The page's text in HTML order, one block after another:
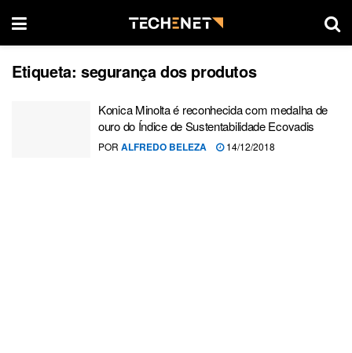
Etiqueta: segurança dos produtos
Konica Minolta é reconhecida com medalha de
ouro do Índice de Sustentabilidade Ecovadis
POR ALFREDO BELEZA 14/12/2018